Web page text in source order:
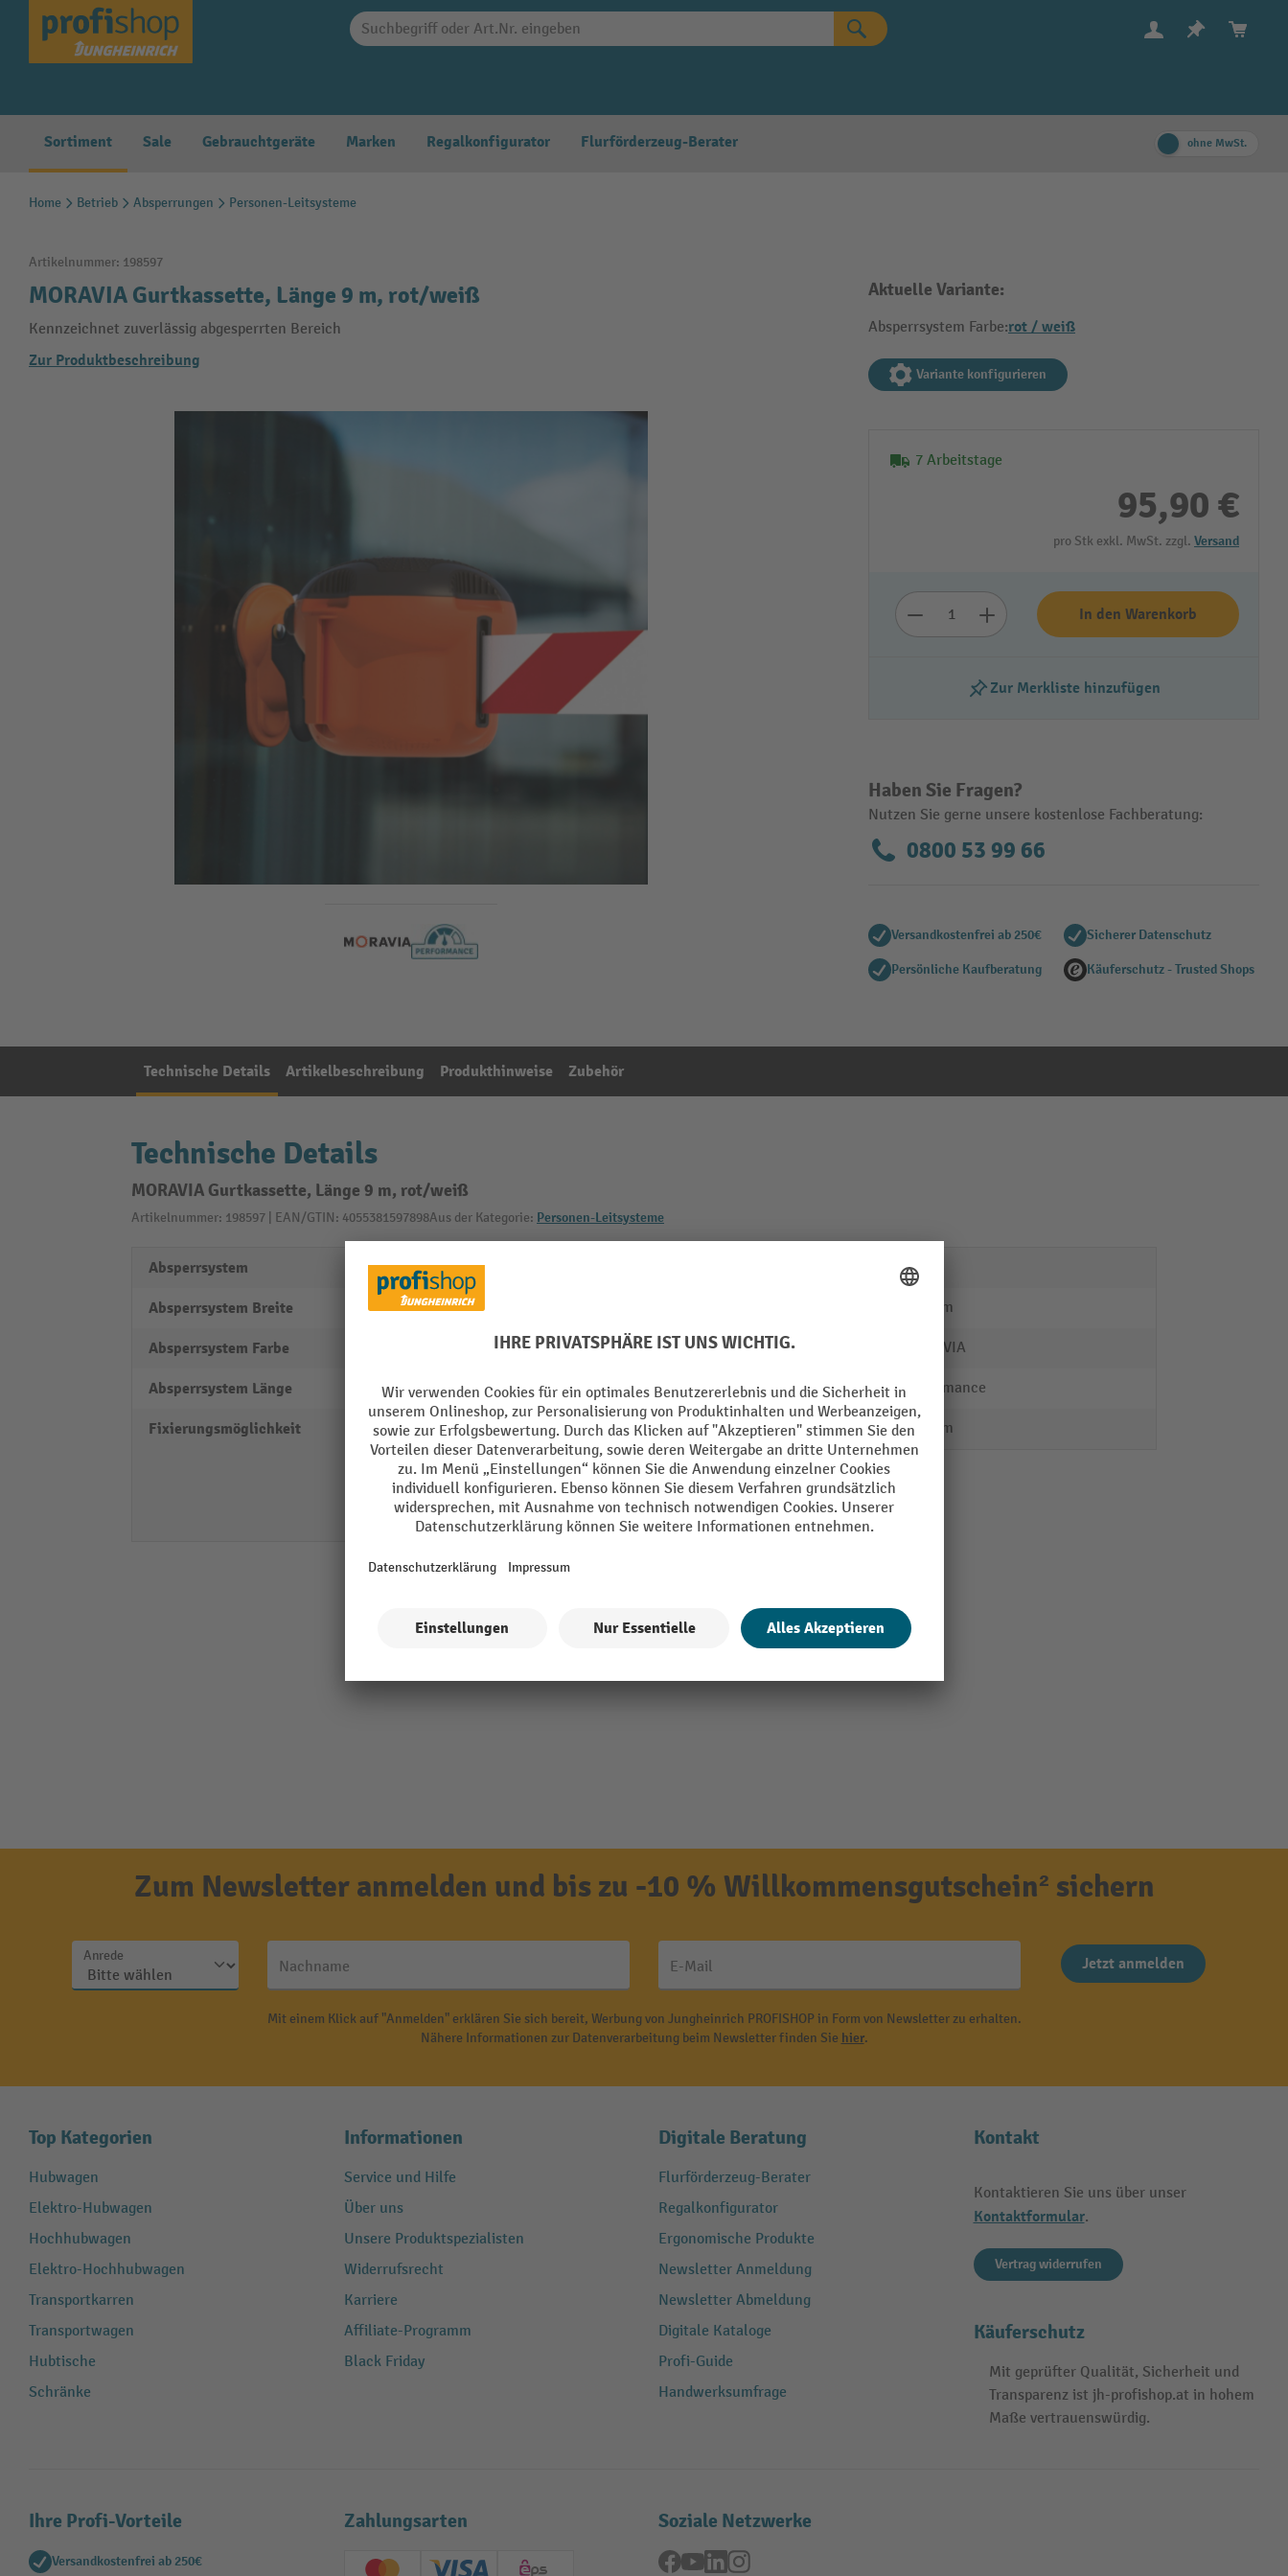
Zur Hauptnavigation springen
Sortiment Sale Gebrauchtgeräte Marken Regalkonfigurator Flurförderzeug-Berater ohne MwSt.
Home Betrieb Absperrungen Personen-Leitsysteme
Artikelnummer: 198597
MORAVIA Gurtkassette, Länge 9 m, rot/weiß
Kennzeichnet zuverlässig abgesperrten Bereich
Zur Produktbeschreibung
Aktuelle Variante:
Absperrsystem Farbe:rot / weiß
Variante konfigurieren
7 Arbeitstage
95,90 €
pro Stk exkl. MwSt. zzgl. Versand
In den Warenkorb
Zur Merkliste hinzufügen
Haben Sie Fragen?
Nutzen Sie gerne unsere kostenlose Fachberatung:
0800 53 99 66
Versandkostenfrei ab 250€ Sicherer Datenschutz
Persönliche Kaufberatung Käuferschutz - Trusted Shops
Technische Details Artikelbeschreibung Produkthinweise Zubehör
Technische Details
MORAVIA Gurtkassette, Länge 9 m, rot/weiß
Artikelnummer: 198597 | EAN/GTIN: 4055381597898Aus der Kategorie: Personen-Leitsysteme
Absperrsystem Gurt
Absperrsystem Breite 50 mm
Absperrsystem Farbe
Absperrsystem Länge 9000 mm
Fixierungsmöglichkeit
Klemmhalterung
Kordelhalterung
Saugnapfhalterung
Wandadapter
zum Aufstecken
ja
126 mm
Marke MORAVIA
Segment Performance
Tiefe 145 mm
Zum Newsletter anmelden und bis zu -10 % Willkommensgutschein² sichern
Anrede
Nachname E-Mail Jetzt anmelden
Mit einem Klick auf "Anmelden" erklären Sie sich bereit, Werbung von Jungheinrich PROFISHOP in Form von Newsletter zu erhalten.
Nähere Informationen zur Datenverarbeitung beim Newsletter finden Sie hier.
Top Kategorien
Hubwagen
Elektro-Hubwagen
Hochhubwagen
Elektro-Hochhubwagen
Transportkarren
Transportwagen
Hubtische
Schränke
Informationen
Service und Hilfe
Über uns
Unsere Produktspezialisten
Widerrufsrecht
Karriere
Affiliate-Programm
Black Friday
Digitale Beratung
Flurförderzeug-Berater
Regalkonfigurator
Ergonomische Produkte
Newsletter Anmeldung
Newsletter Abmeldung
Digitale Kataloge
Profi-Guide
Handwerksumfrage
Kontakt
Kontaktieren Sie uns über unser
Kontaktformular.
Vertrag widerrufen
Käuferschutz
Mit geprüfter Qualität, Sicherheit und
Transparenz ist jh-profishop.at in hohem
Maße vertrauenswürdig.
Ihre Profi-Vorteile
Versandkostenfrei ab 250€
Zahlungsarten Soziale Netzwerke
Facebook
YouTubeLinkedInInstagram